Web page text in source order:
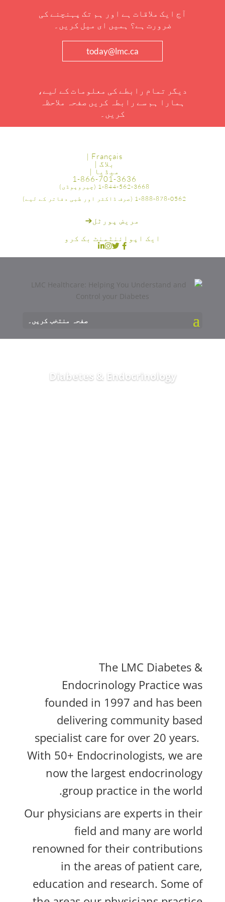
آج ایک ملاقات ہے اور ہم تک پہنچنے کی
ضرورت ہے؟ ہمیں ای میل کریں۔
today@lmc.ca
دیگر تمام رابطے کی معلومات کے لیے،
ہمارا ہم سے رابطہ کریں صفحہ ملاحظہ
کریں۔
Français |
بلاگ |
میڈیا |
1-866-701-3636
1-844-562-3668 (چیروپوڈی)
1-888-878-0562 (صرف ڈاکٹر اور طبی دفاتر کے لیے)
مریض پورٹل➔
ایک اپوائنٹمنٹ بک کرو
صفحہ منتخب کریں۔
Diabetes & Endocrinology
The LMC Diabetes &
Endocrinology Practice was
founded in 1997 and has been
delivering community based
specialist care for over 20 years.
With 50+ Endocrinologists, we are
now the largest endocrinology
group practice in the world.
Our physicians are experts in their
field and many are world
renowned for their contributions
in the areas of patient care,
education and research. Some of